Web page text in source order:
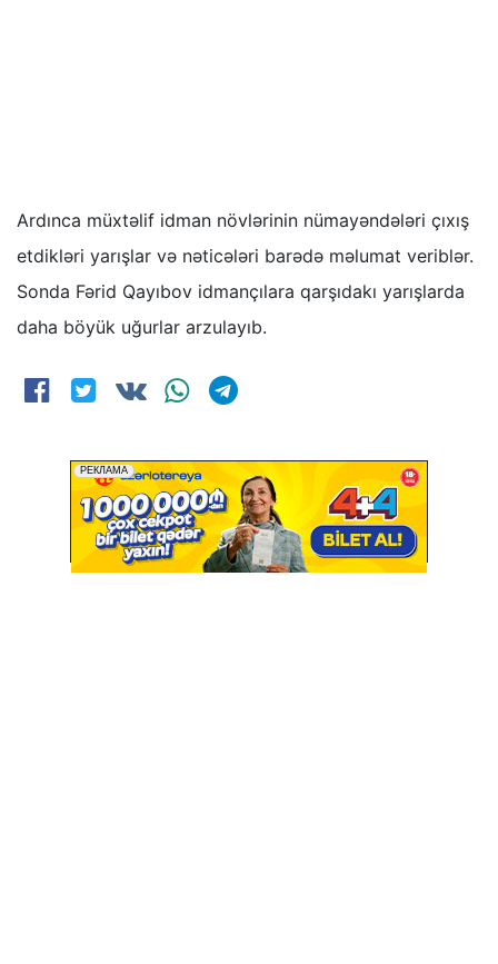
Ardınca müxtəlif idman növlərinin nümayəndələri çıxış
etdikləri yarışlar və nəticələri barədə məlumat veriblər.
Sonda Fərid Qayıbov idmançılara qarşıdakı yarışlarda
daha böyük uğurlar arzulayıb.